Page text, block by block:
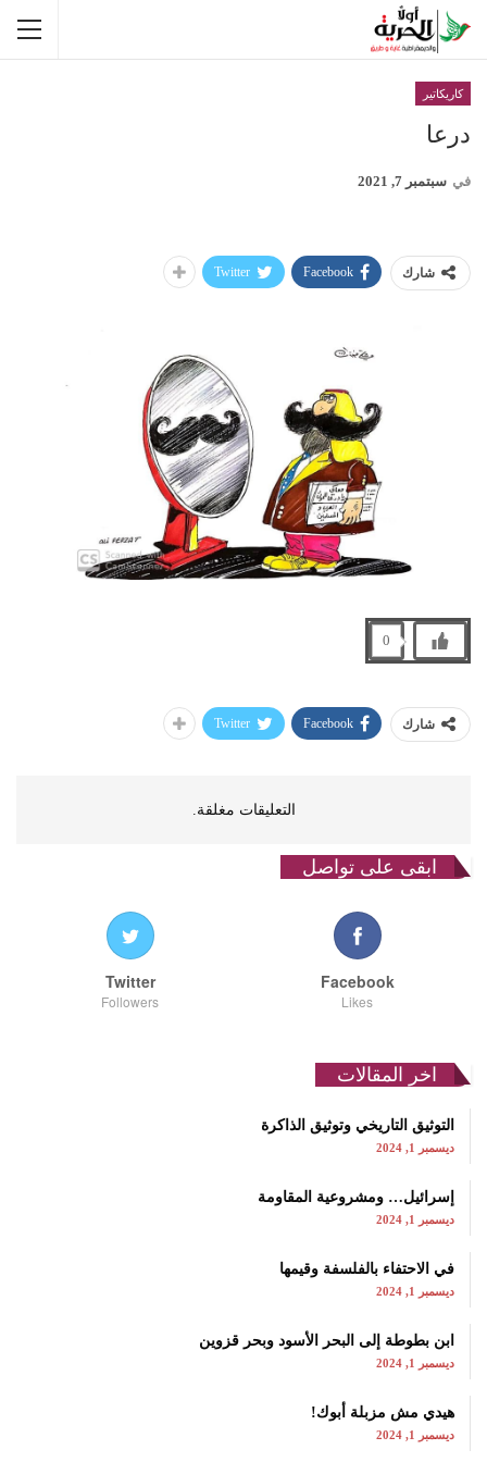
كاريكاتير
درعا
في سبتمبر 7, 2021
شارك Facebook
Twitter
0
شارك Facebook
Twitter
التعليقات مغلقة.
ابقى على تواصل
Facebook
Likes
Twitter
Followers
اخر المقالات
التوثيق التاريخي وتوثيق الذاكرة
ديسمبر 1, 2024
إسرائيل… ومشروعية المقاومة
ديسمبر 1, 2024
في الاحتفاء بالفلسفة وقيمها
ديسمبر 1, 2024
ابن بطوطة إلى البحر الأسود وبحر قزوين
ديسمبر 1, 2024
هيدي مش مزبلة أبوك!
ديسمبر 1, 2024